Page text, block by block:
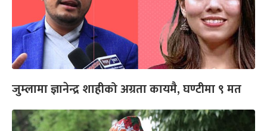
जुम्लामा ज्ञानेन्द्र शाहीको अग्रता कायमै, घण्टीमा ९ मत